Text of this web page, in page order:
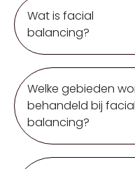
Wat is facial
balancing?
Welke gebieden
behandeld bij facial
balancing?